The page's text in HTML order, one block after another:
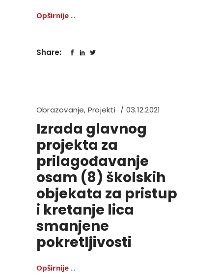
Opširnije
Share:
Obrazovanje, Projekti 03.12.2021
Izrada glavnog
projekta za
prilagođavanje
osam (8) školskih
objekata za pristup
i kretanje lica
smanjene
pokretljivosti
Opširnije